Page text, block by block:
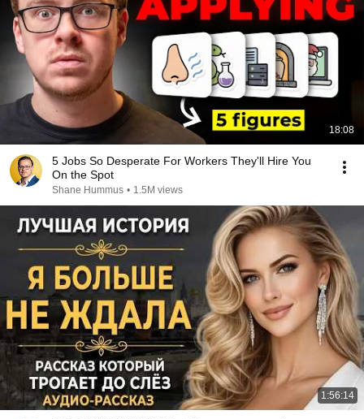
18:08
5 Jobs So Desperate For Workers They'll Hire You
On the Spot
Shane Hummus • 1.5M views
1:56:14